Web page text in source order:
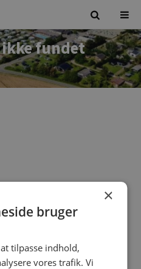
ikke fundet
at tilgå findes ikke.
×
bruger
tilpasse indhold,
vores trafik. Vi